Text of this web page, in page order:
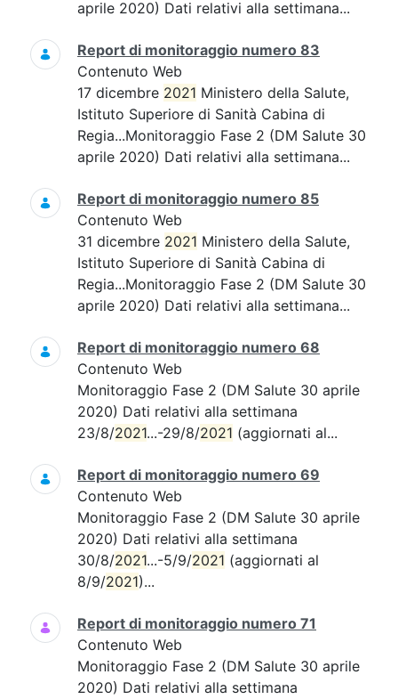
aprile 2020) Dati relativi alla settimana...
Report di monitoraggio numero 83
Contenuto Web
17 dicembre 2021 Ministero della Salute,
Istituto Superiore di Sanità Cabina di
Regia...Monitoraggio Fase 2 (DM Salute 30
aprile 2020) Dati relativi alla settimana...
Report di monitoraggio numero 85
Contenuto Web
31 dicembre 2021 Ministero della Salute,
Istituto Superiore di Sanità Cabina di
Regia...Monitoraggio Fase 2 (DM Salute 30
aprile 2020) Dati relativi alla settimana...
Report di monitoraggio numero 68
Contenuto Web
Monitoraggio Fase 2 (DM Salute 30 aprile
2020) Dati relativi alla settimana
23/8/2021...-29/8/2021 (aggiornati al...
Report di monitoraggio numero 69
Contenuto Web
Monitoraggio Fase 2 (DM Salute 30 aprile
2020) Dati relativi alla settimana
30/8/2021...-5/9/2021 (aggiornati al
8/9/2021)...
Report di monitoraggio numero 71
Contenuto Web
Monitoraggio Fase 2 (DM Salute 30 aprile
2020) Dati relativi alla settimana